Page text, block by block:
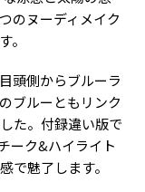
のヌーディメイク
。
頭側からブルーラ
ブルーともリンク
た。付録違い版で
ーク&ハイライト
で魅了します。